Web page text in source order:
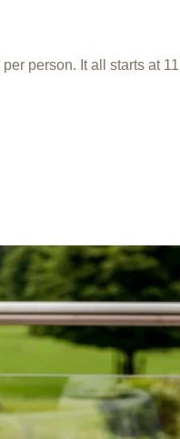
person. It all starts at